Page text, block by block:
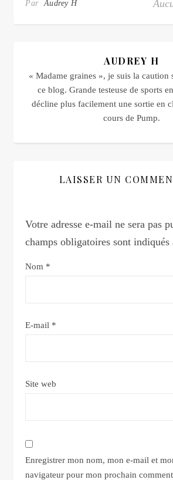
ParAudrey H
AUDREY H
« Madame graines », je suis la caution
ce blog. Grande testeuse de sports
décline plus facilement une sortie en
cours de Pump.
LAISSER UN
Votre adresse e-mail ne sera pas
champs obligatoires sont indiqués
Nom *
E-mail *
Site web
Enregistrer mon nom, mon e-mail et
navigateur pour mon prochain